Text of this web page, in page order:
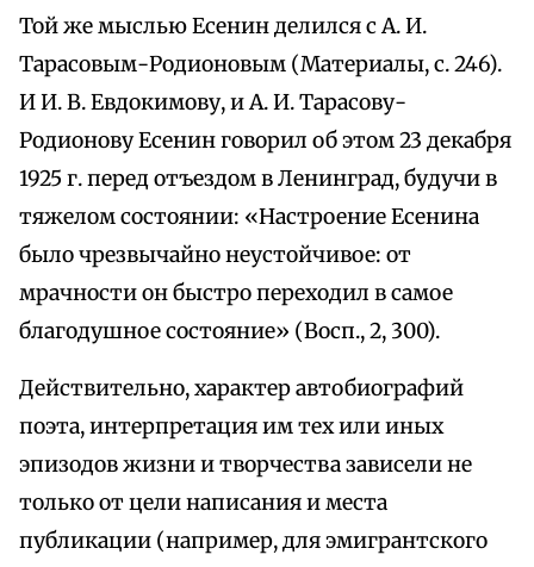
Той же мыслью Есенин делился с А. И.
Тарасовым-Родионовым (Материалы, с. 246).
И И. В. Евдокимову, и А. И. Тарасову-
Родионову Есенин говорил об этом 23 декабря
1925 г. перед отъездом в Ленинград, будучи в
тяжелом состоянии: «Настроение Есенина
было чрезвычайно неустойчивое: от
мрачности он быстро переходил в самое
благодушное состояние» (Восп., 2, 300).
Действительно, характер автобиографий
поэта, интерпретация им тех или иных
эпизодов жизни и творчества зависели не
только от цели написания и места
публикации (например, для эмигрантского